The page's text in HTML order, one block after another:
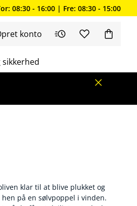
08:30 - 16:00 | Fre: 08:30 - 15:00
konto
klar til at blive plukket og
på en sølvpoppel i vinden.